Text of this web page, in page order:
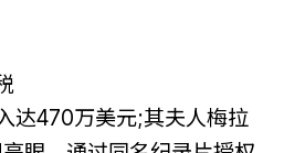
达470万美元;其夫人梅拉